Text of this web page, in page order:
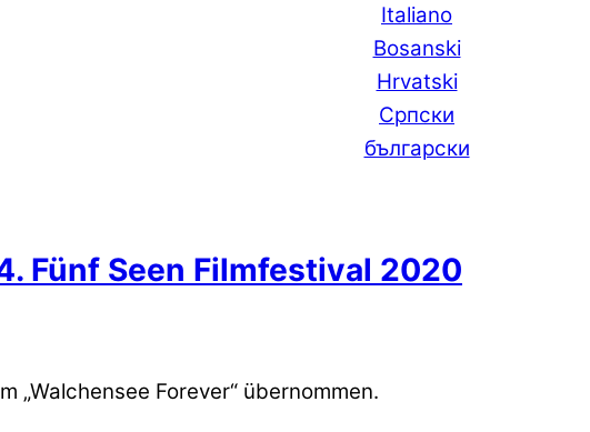
Italiano
Bosanski
Hrvatski
Српски
български
Fünf Seen Filmfestival 2020
„Walchensee Forever“ übernommen.